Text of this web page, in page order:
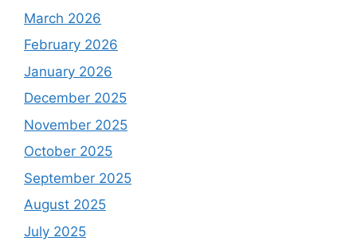
March 2026
February 2026
January 2026
December 2025
November 2025
October 2025
September 2025
August 2025
July 2025